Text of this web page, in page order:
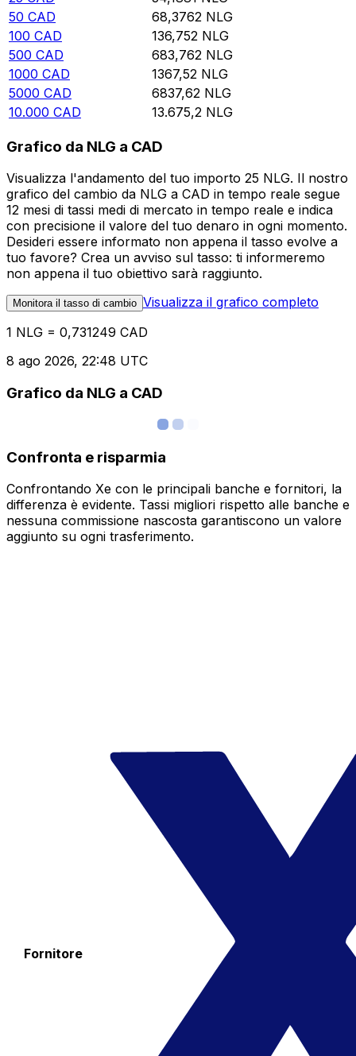
50 CAD 68,3762 NLG
100 CAD 136,752 NLG
500 CAD 683,762 NLG
1000 CAD 1367,52 NLG
5000 CAD 6837,62 NLG
10.000 CAD 13.675,2 NLG
Grafico da NLG a CAD
Visualizza l'andamento del tuo importo 25 NLG. Il nostro
grafico del cambio da NLG a CAD in tempo reale segue
12 mesi di tassi medi di mercato in tempo reale e indica
con precisione il valore del tuo denaro in ogni momento.
Desideri essere informato non appena il tasso evolve a
tuo favore? Crea un avviso sul tasso: ti informeremo
non appena il tuo obiettivo sarà raggiunto.
Monitora il tasso di cambio Visualizza il grafico completo
1 NLG = 0,731249 CAD
8 ago 2026, 22:48 UTC
Grafico da NLG a CAD
Confronta e risparmia
Confrontando Xe con le principali banche e fornitori, la
differenza è evidente. Tassi migliori rispetto alle banche e
nessuna commissione nascosta garantiscono un valore
aggiunto su ogni trasferimento.
Fornitore